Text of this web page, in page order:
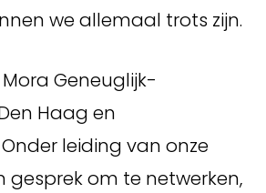
we allemaal trots zijn.
Geneuglijk-
Haag en
leiding van onze
om te netwerken,